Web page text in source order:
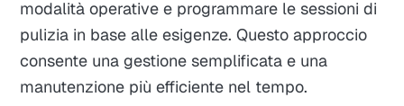
modalità operative e programmare le sessioni di
pulizia in base alle esigenze. Questo approccio
consente una gestione semplificata e una
manutenzione più efficiente nel tempo.